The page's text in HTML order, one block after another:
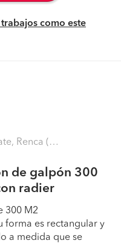
como este
Metropolitana - Santiago)
de galpón 300
radier
300 M2
forma es rectangular y
a medida que se